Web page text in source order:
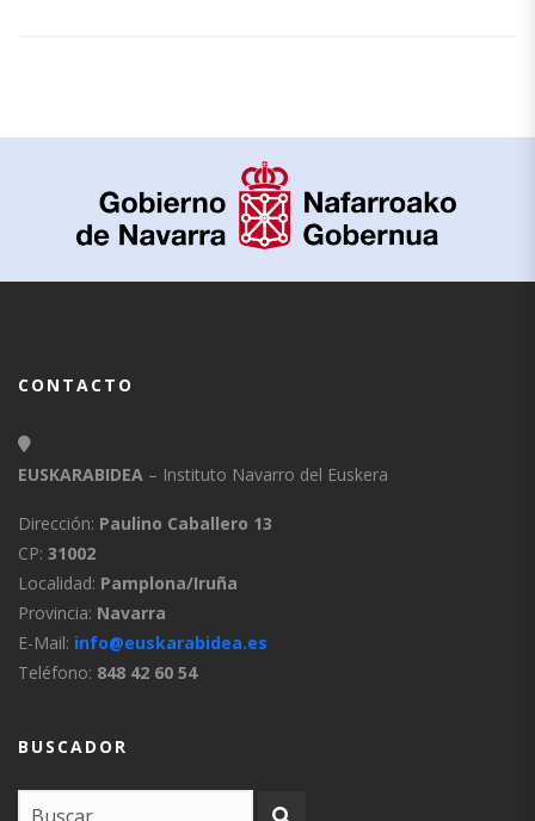
CONTACTO
EUSKARABIDEA – Instituto Navarro del Euskera
Dirección: Paulino Caballero 13
CP: 31002
Localidad: Pamplona/Iruña
Provincia: Navarra
E-Mail: info@euskarabidea.es
Teléfono: 848 42 60 54
BUSCADOR